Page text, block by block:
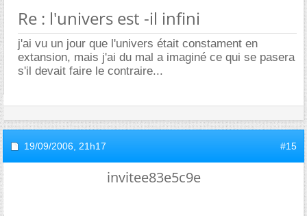
Re : l'univers est -il infini
j'ai vu un jour que l'univers était constament en
extansion, mais j'ai du mal a imaginé ce qui se pasera
s'il devait faire le contraire...
19/09/2006, 21h17 #15
invitee83e5c9e